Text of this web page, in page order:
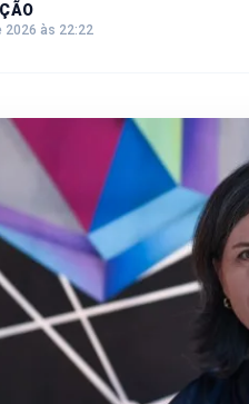
2026 às 22:22